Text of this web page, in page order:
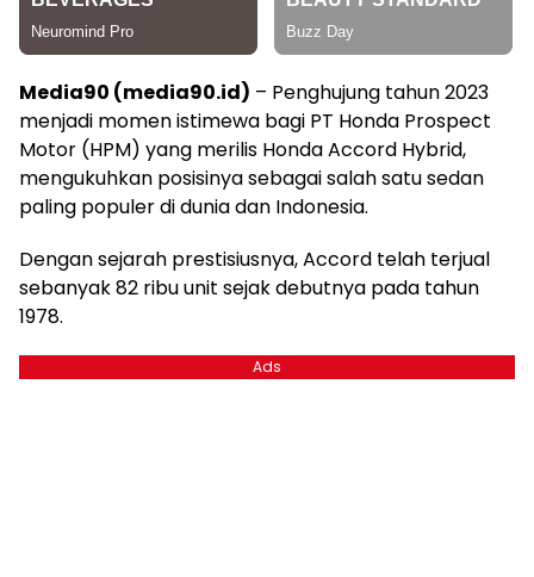
Media90 (media90.id) – Penghujung tahun 2023
menjadi momen istimewa bagi PT Honda Prospect
Motor (HPM) yang merilis Honda Accord Hybrid,
mengukuhkan posisinya sebagai salah satu sedan
paling populer di dunia dan Indonesia.
Dengan sejarah prestisiusnya, Accord telah terjual
sebanyak 82 ribu unit sejak debutnya pada tahun
1978.
Ads